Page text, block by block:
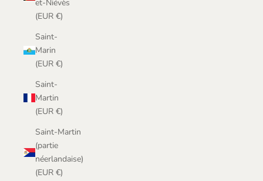
et-Niévès
(EUR €)
Saint-
Marin
(EUR €)
Saint-
Martin
(EUR €)
Saint-Martin
(partie
néerlandaise)
(EUR €)